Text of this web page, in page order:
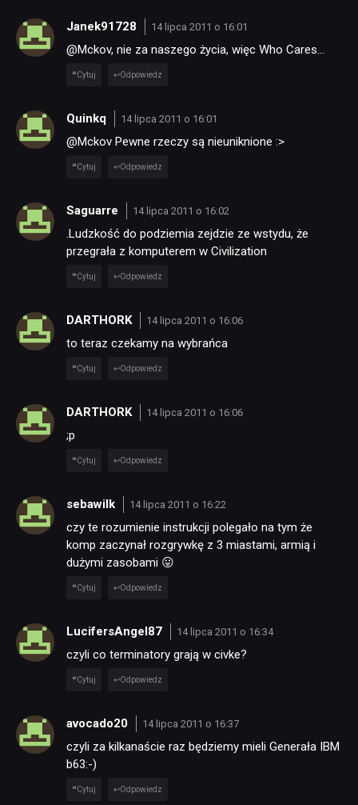
NEWSY
PUBLICYSTYKA
KULTURA
RETRO
DYSKUSJE
JUŻ GRALIŚMY
SKLEP
Janek91728 14 lipca 2011 o 16:01
@Mckov, nie za naszego życia, więc Who Cares…
Cytuj Odpowiedz
Quinkq 14 lipca 2011 o 16:01
@Mckov Pewne rzeczy są nieuniknione :>
Cytuj Odpowiedz
Saguarre 14 lipca 2011 o 16:02
.Ludzkość do podziemia zejdzie ze wstydu, że
przegrała z komputerem w Civilization
Cytuj Odpowiedz
DARTHORK 14 lipca 2011 o 16:06
to teraz czekamy na wybrańca
Cytuj Odpowiedz
DARTHORK 14 lipca 2011 o 16:06
;p
Cytuj Odpowiedz
sebawilk 14 lipca 2011 o 16:22
czy te rozumienie instrukcji polegało na tym że
komp zaczynał rozgrywkę z 3 miastami, armią i
dużymi zasobami 😛
Cytuj Odpowiedz
LucifersAngel87 14 lipca 2011 o 16:34
czyli co terminatory grają w civke?
Cytuj Odpowiedz
avocado20 14 lipca 2011 o 16:37
czyli za kilkanaście raz będziemy mieli Generała IBM
b63:-)
Cytuj Odpowiedz